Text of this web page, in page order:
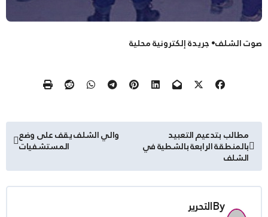
صوت الشلف• جريدة إلكترونية محلية
تصفّح
المقالات
مطالب بتدعيم التعبيد
بالمنطقة الرابعة بالشطية في
الشلف
والي الشلف يقف على وضع
المستشفيات
Byالتحرير